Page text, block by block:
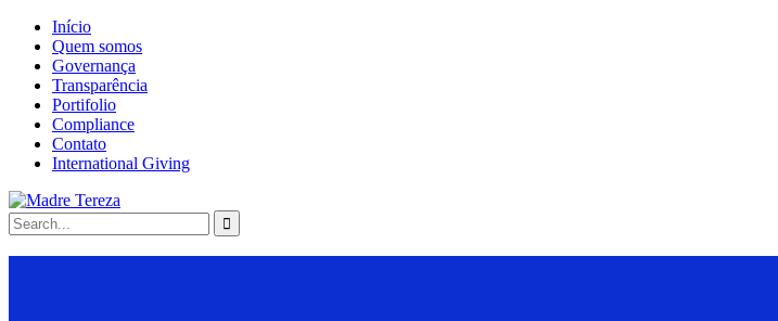
Início
Quem somos
Governança
Transparência
Portifolio
Compliance
Contato
International Giving